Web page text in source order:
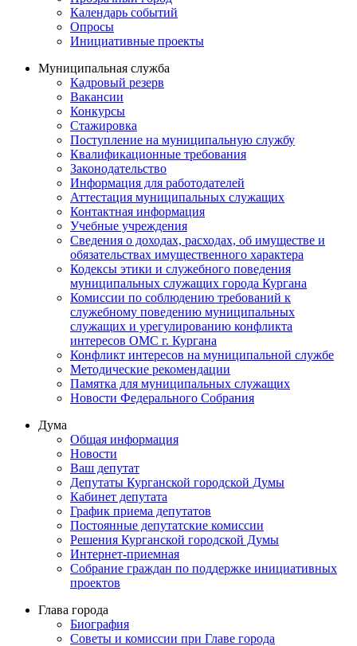
Календарь событий
Опросы
Инициативные проекты
Муниципальная служба
Кадровый резерв
Вакансии
Конкурсы
Стажировка
Поступление на муниципальную службу
Квалификационные требования
Законодательство
Информация для работодателей
Аттестация муниципальных служащих
Контактная информация
Учебные учреждения
Сведения о доходах, расходах, об имуществе и
обязательствах имущественного характера
Кодексы этики и служебного поведения
муниципальных служащих города Кургана
Комиссии по соблюдению требований к
служебному поведению муниципальных
служащих и урегулированию конфликта
интересов ОМС г. Кургана
Конфликт интересов на муниципальной службе
Методические рекомендации
Памятка для муниципальных служащих
Новости Федерального Cобрания
Дума
Общая информация
Новости
Ваш депутат
Депутаты Курганской городской Думы
Кабинет депутата
График приема депутатов
Постоянные депутатские комиссии
Решения Курганской городской Думы
Интернет-приемная
Собрание граждан по поддержке инициативных
проектов
Глава города
Биография
Советы и комиссии при Главе города